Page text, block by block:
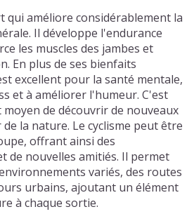
qui améliore considérablement la
Il développe l'endurance
les muscles des jambes et
En plus de ses bienfaits
excellent pour la santé mentale,
et à améliorer l'humeur. C'est
de découvrir de nouveaux
la nature. Le cyclisme peut être
offrant ainsi des
de nouvelles amitiés. Il permet
variés, des routes
urbains, ajoutant un élément
à chaque sortie.